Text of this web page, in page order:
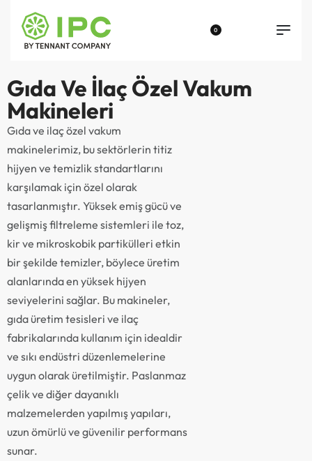
0
Gıda Ve İlaç Özel Vakum
Makineleri
Gıda ve ilaç özel vakum
makinelerimiz, bu sektörlerin titiz
hijyen ve temizlik standartlarını
karşılamak için özel olarak
tasarlanmıştır. Yüksek emiş gücü ve
gelişmiş filtreleme sistemleri ile toz,
kir ve mikroskobik partikülleri etkin
bir şekilde temizler, böylece üretim
alanlarında en yüksek hijyen
seviyelerini sağlar. Bu makineler,
gıda üretim tesisleri ve ilaç
fabrikalarında kullanım için idealdir
ve sıkı endüstri düzenlemelerine
uygun olarak üretilmiştir. Paslanmaz
çelik ve diğer dayanıklı
malzemelerden yapılmış yapıları,
uzun ömürlü ve güvenilir performans
sunar.